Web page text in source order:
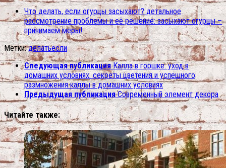
Что делать, если огурцы засыхают? детальное
рассмотрение проблемы и её решение: засыхают огурцы –
принимаем меры!
Метки: делатьесли
Следующая публикация Калла в горшке: уход в
домашних условиях. секреты цветения и успешного
размножения каллы в домашних условиях
Предыдущая публикация Современный элемент декора
Читайте также: